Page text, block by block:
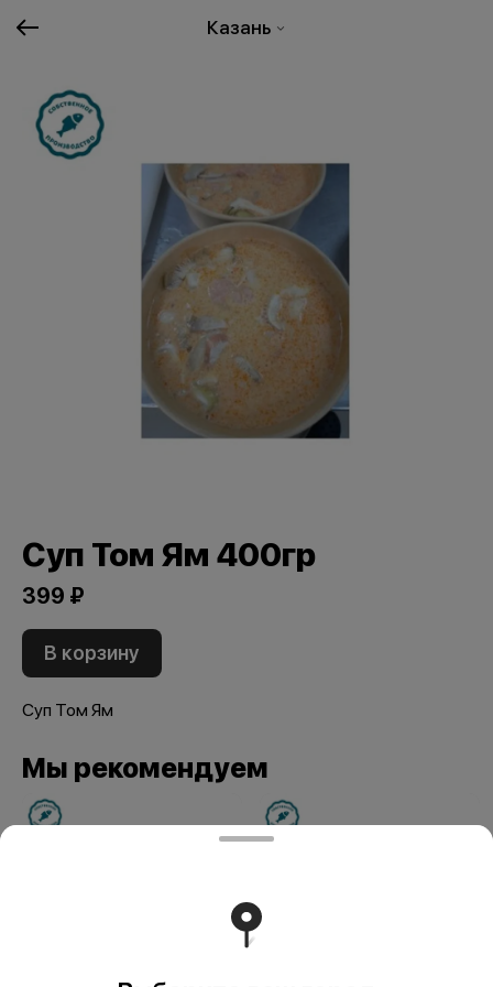
Казань
Суп Том Ям 400гр
399 ₽
В корзину
Суп Том Ям
Мы рекомендуем